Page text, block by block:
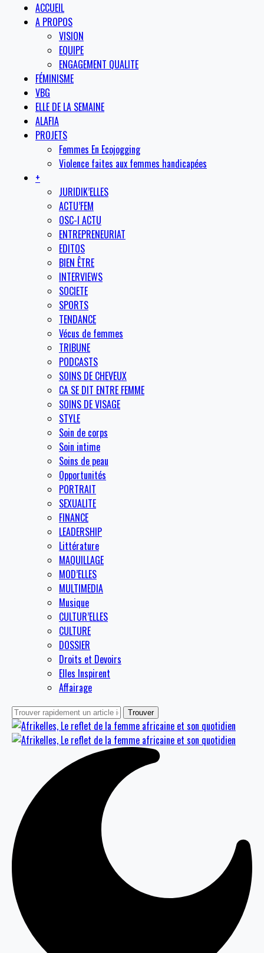
ACCUEIL
A PROPOS
VISION
EQUIPE
ENGAGEMENT QUALITE
FÉMINISME
VBG
ELLE DE LA SEMAINE
ALAFIA
PROJETS
Femmes En Ecojogging
Violence faites aux femmes handicapées
+
JURIDIK’ELLES
ACTU’FEM
OSC-I ACTU
ENTREPRENEURIAT
EDITOS
BIEN ÊTRE
INTERVIEWS
SOCIETE
SPORTS
TENDANCE
Vécus de femmes
TRIBUNE
PODCASTS
SOINS DE CHEVEUX
CA SE DIT ENTRE FEMME
SOINS DE VISAGE
STYLE
Soin de corps
Soin intime
Soins de peau
Opportunités
PORTRAIT
SEXUALITE
FINANCE
LEADERSHIP
Littérature
MAQUILLAGE
MOD’ELLES
MULTIMEDIA
Musique
CULTUR’ELLES
CULTURE
DOSSIER
Droits et Devoirs
Elles Inspirent
Affairage